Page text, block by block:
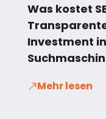
Was kostet
Investment in
Mehr lesen